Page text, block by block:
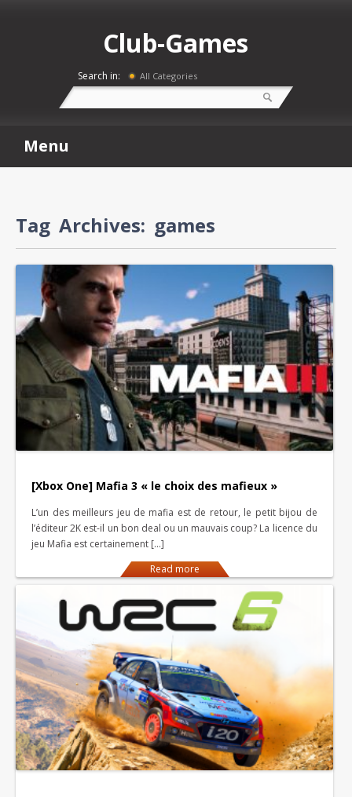
Club-Games
Search in: All Categories
Menu
Tag Archives: games
[Xbox One] Mafia 3 « le choix des mafieux »
L’un des meilleurs jeu de mafia est de retour, le petit bijou de
l’éditeur 2K est-il un bon deal ou un mauvais coup? La licence du
jeu Mafia est certainement […]
Read more